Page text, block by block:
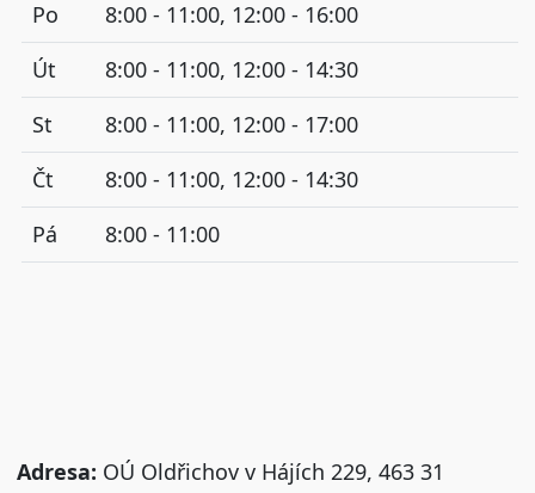
Po
8:00 - 11:00, 12:00 - 16:00
Út
8:00 - 11:00, 12:00 - 14:30
St
8:00 - 11:00, 12:00 - 17:00
Čt
8:00 - 11:00, 12:00 - 14:30
Pá
8:00 - 11:00
Adresa: OÚ Oldřichov v Hájích 229, 463 31